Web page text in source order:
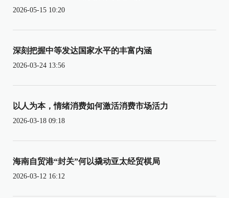
2026-05-15 10:20
深刻把握中等发达国家水平的丰富内涵
2026-03-24 13:56
以人为本，情绪消费如何激活消费市场活力
2026-03-18 09:18
海南自贸港“封关”何以撬动亚太经贸棋局
2026-03-12 16:12